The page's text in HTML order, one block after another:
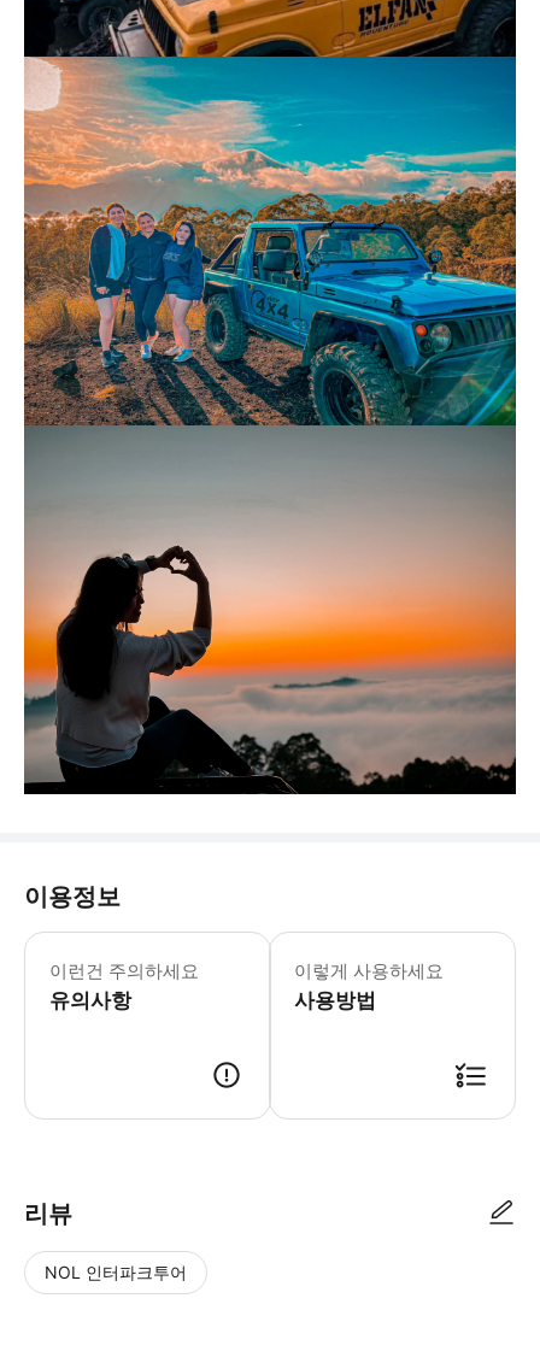
이용정보
이런건 주의하세요
유의사항
이렇게 사용하세요
사용방법
리뷰
NOL 인터파크투어